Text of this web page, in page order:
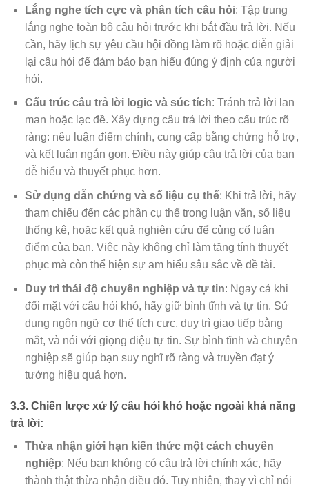
Lắng nghe tích cực và phân tích câu hỏi: Tập trung
lắng nghe toàn bộ câu hỏi trước khi bắt đầu trả lời. Nếu
cần, hãy lịch sự yêu cầu hội đồng làm rõ hoặc diễn giải
lại câu hỏi để đảm bảo bạn hiểu đúng ý định của người
hỏi.
Cấu trúc câu trả lời logic và súc tích: Tránh trả lời lan
man hoặc lạc đề. Xây dựng câu trả lời theo cấu trúc rõ
ràng: nêu luận điểm chính, cung cấp bằng chứng hỗ trợ,
và kết luận ngắn gọn. Điều này giúp câu trả lời của bạn
dễ hiểu và thuyết phục hơn.
Sử dụng dẫn chứng và số liệu cụ thể: Khi trả lời, hãy
tham chiếu đến các phần cụ thể trong luận văn, số liệu
thống kê, hoặc kết quả nghiên cứu để củng cố luận
điểm của bạn. Việc này không chỉ làm tăng tính thuyết
phục mà còn thể hiện sự am hiểu sâu sắc về đề tài.
Duy trì thái độ chuyên nghiệp và tự tin: Ngay cả khi
đối mặt với câu hỏi khó, hãy giữ bình tĩnh và tự tin. Sử
dụng ngôn ngữ cơ thể tích cực, duy trì giao tiếp bằng
mắt, và nói với giọng điệu tự tin. Sự bình tĩnh và chuyên
nghiệp sẽ giúp bạn suy nghĩ rõ ràng và truyền đạt ý
tưởng hiệu quả hơn.
3.3. Chiến lược xử lý câu hỏi khó hoặc ngoài khả năng
trả lời:
Thừa nhận giới hạn kiến thức một cách chuyên
nghiệp: Nếu bạn không có câu trả lời chính xác, hãy
thành thật thừa nhận điều đó. Tuy nhiên, thay vì chỉ nói